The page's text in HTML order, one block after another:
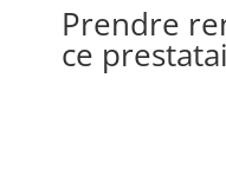
Prendre
ce